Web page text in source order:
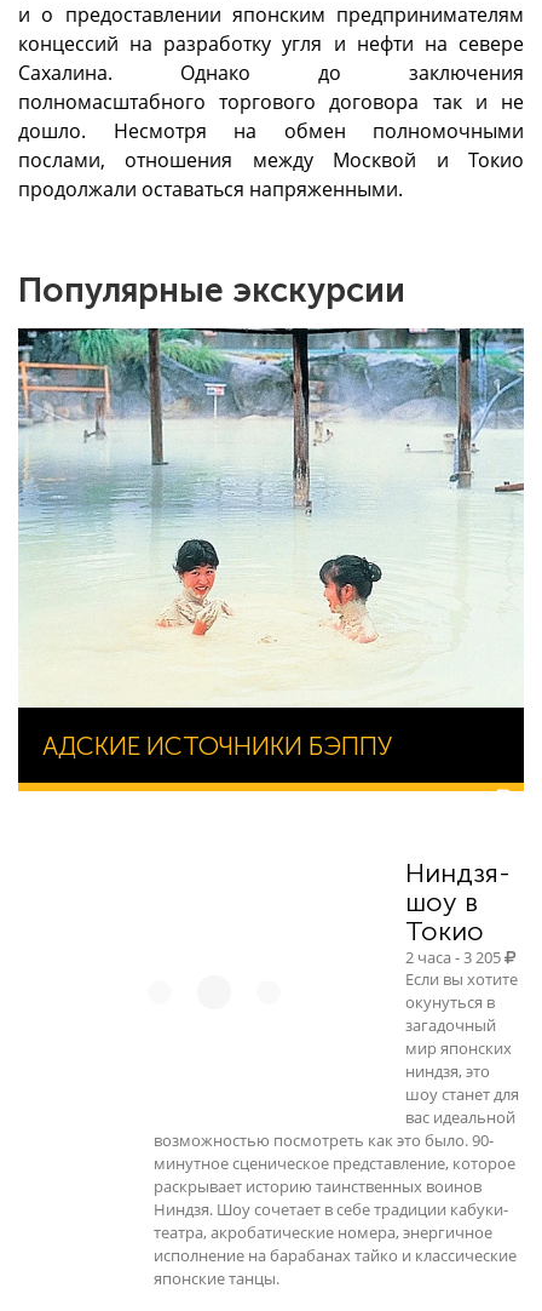
и о предоставлении японским предпринимателям
концессий на разработку угля и нефти на севере
Сахалина. Однако до заключения
полномасштабного торгового договора так и не
дошло. Несмотря на обмен полномочными
послами, отношения между Москвой и Токио
продолжали оставаться напряженными.
Популярные экскурсии
АДСКИЕ ИСТОЧНИКИ БЭППУ
52 744
Ниндзя-
шоу в
Токио
2 часа - 3 205
Если вы хотите
окунуться в
загадочный
мир японских
ниндзя, это
шоу станет для
вас идеальной
возможностью посмотреть как это было. 90-
минутное сценическое представление, которое
раскрывает историю таинственных воинов
Ниндзя. Шоу сочетает в себе традиции кабуки-
театра, акробатические номера, энергичное
исполнение на барабанах тайко и классические
японские танцы.